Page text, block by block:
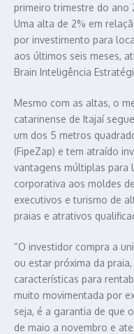
primeiro trimestre do ano
Uma alta de 2% em
por investimento para
aos últimos seis meses,
Brain Inteligência
Mesmo com as altas, o
catarinense de Itajaí
um dos 5 metros
(FipeZap) e tem atraído
vantagens múltiplas para
corporativa aos moldes
executivos e turismo de
praias e atrativos
“O investidor compra a
ou estar próxima da
características para
muito movimentada por
seja, é a garantia de que
de maio a novembro e